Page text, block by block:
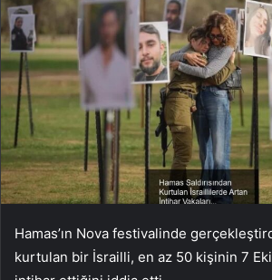
Hamas’ın Nova festivalinde
kurtulan bir İsrailli, en az 50 kişinin 7